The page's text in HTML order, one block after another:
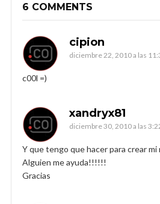
6 COMMENTS
cipion
diciembre 22, 2010 a las
c00l =)
xandryx81
diciembre 30, 2010 a las
Y que tengo que hacer para crear mi
Alguien me ayuda!!!!!!
Gracias